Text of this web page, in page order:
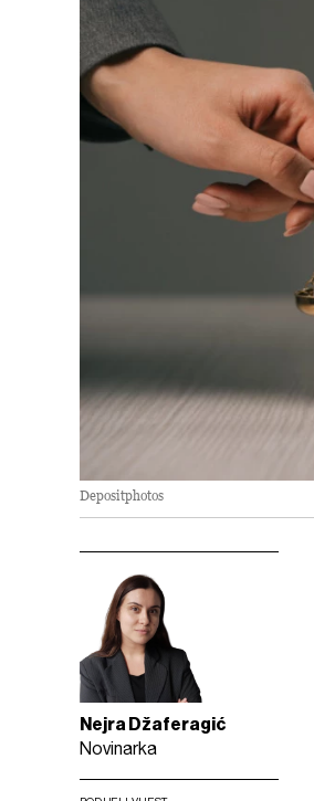
Depositphotos
Nejra Džaferagić
Novinarka